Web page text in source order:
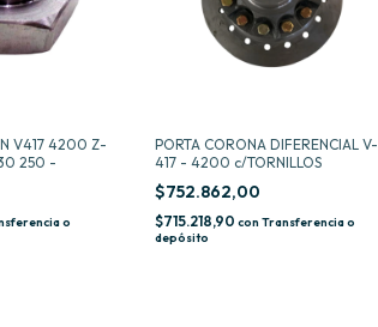
V417 4200 Z-
250 -
o
PORTA CORONA DIFERENCIAL V-
417 - 4200 c/TORNILLOS
$752.862,00
$715.218,90 con Transferencia o
depósito